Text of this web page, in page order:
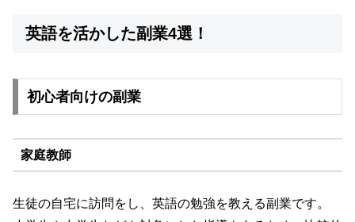
英語を活かした副業4選！
初心者向けの副業
家庭教師
生徒の自宅に訪問をし、英語の勉強を教える副業です。